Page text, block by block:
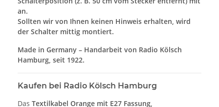
an.
Sollten wir von Ihnen keinen Hinweis erhalten, wird
der Schalter mittig montiert.
Made in Germany – Handarbeit von Radio Kölsch
Hamburg, seit 1922.
Kaufen bei Radio Kölsch Hamburg
Das Textilkabel Orange mit E27 Fassung,